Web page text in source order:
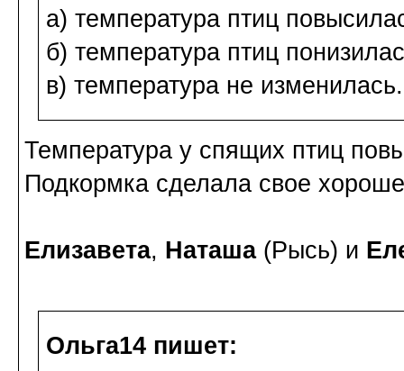
а) температура птиц
б) температура птиц
в) температура не изменилась.
Температура у спящих птиц
Подкормка сделала свое
Елизавета, Наташа (Рысь) и
Ольга14 пишет: